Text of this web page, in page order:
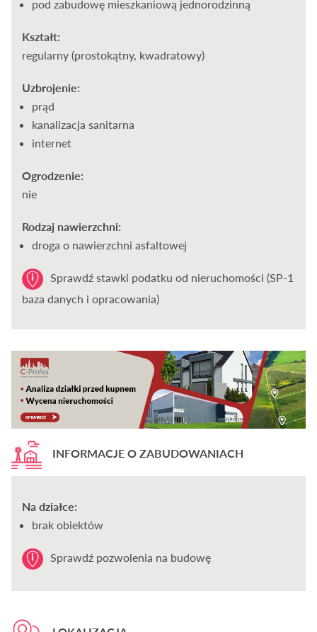
pod zabudowę mieszkaniową jednorodzinną
Kształt:
regularny (prostokątny, kwadratowy)
Uzbrojenie:
prąd
kanalizacja sanitarna
internet
Ogrodzenie:
nie
Rodzaj nawierzchni:
droga o nawierzchni asfaltowej
Sprawdź stawki podatku od nieruchomości (SP-1
baza danych i opracowania)
INFORMACJE O ZABUDOWANIACH
Na działce:
brak obiektów
Sprawdź pozwolenia na budowę